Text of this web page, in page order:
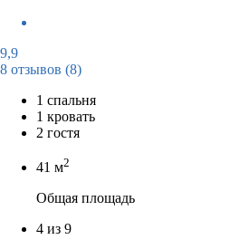
9,9
8 отзывов (8)
1 спальня
1 кровать
2 гостя
41 м2
Общая площадь
4 из 9